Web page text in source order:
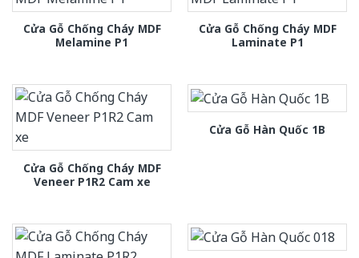
Cửa Gỗ Chống Cháy MDF
Melamine P1
Cửa Gỗ Chống Cháy MDF
Laminate P1
Cửa Gỗ Chống Cháy MDF
Veneer P1R2 Cam xe
Cửa Gỗ Hàn Quốc 1B